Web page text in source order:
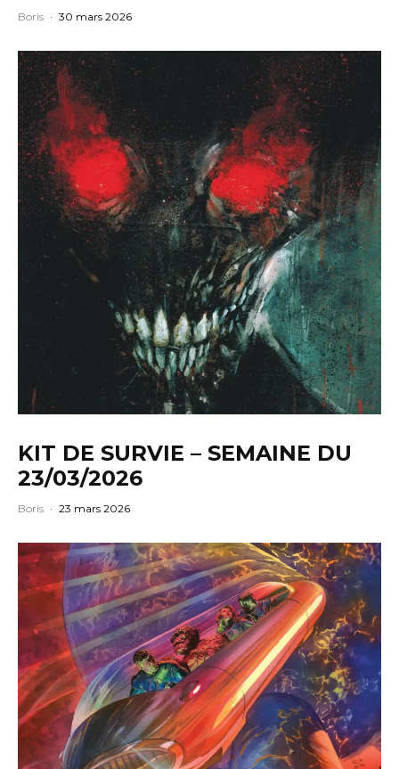
Boris · 30 mars 2026
KIT DE SURVIE – SEMAINE DU
23/03/2026
Boris · 23 mars 2026